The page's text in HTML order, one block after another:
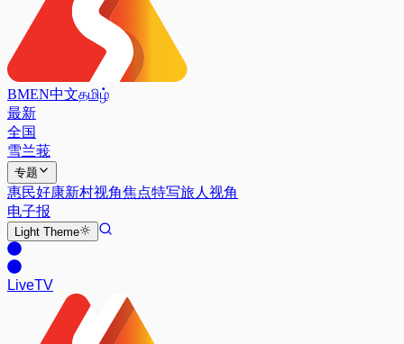
BMEN中文தமிழ்
最新
全国
雪兰莪
专题
惠民好康新村视角焦点特写旅人视角
电子报
Light Theme
LiveTV